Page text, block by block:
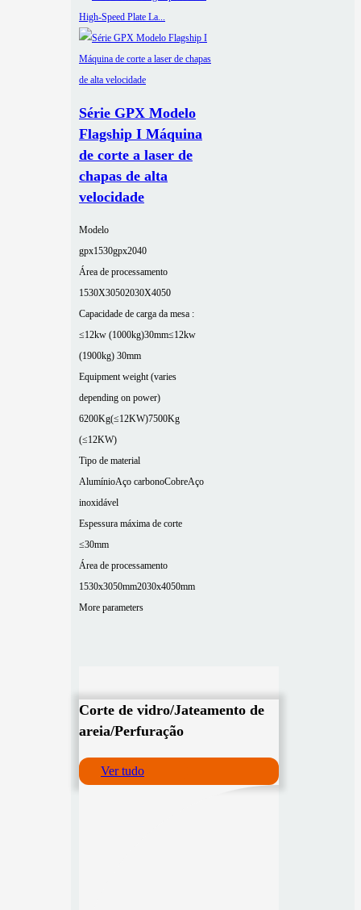
Série GPX Modelo
Flagship I Máquina
de corte a laser de
chapas de alta
velocidade
Modelo
gpx1530gpx2040
Área de processamento
1530X30502030X4050
Capacidade de carga da mesa :
≤12kw (1000kg)30mm≤12kw
(1900kg) 30mm
Equipment weight (varies
depending on power)
6200Kg(≤12KW)7500Kg
(≤12KW)
Tipo de material
AlumínioAço carbonoCobreAço
inoxidável
Espessura máxima de corte
≤30mm
Área de processamento
1530x3050mm2030x4050mm
More parameters
Corte de vidro/Jateamento de
areia/Perfuração
Ver tudo